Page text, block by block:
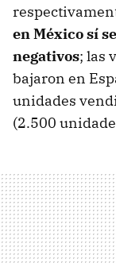
en México sí
negativos; las
bajaron en
unidades
(2.500